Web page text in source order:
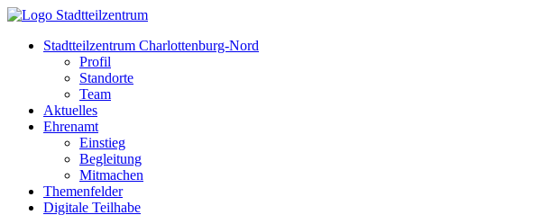
Stadtteilzentrum Charlottenburg-Nord
Profil
Standorte
Team
Aktuelles
Ehrenamt
Einstieg
Begleitung
Mitmachen
Themenfelder
Digitale Teilhabe